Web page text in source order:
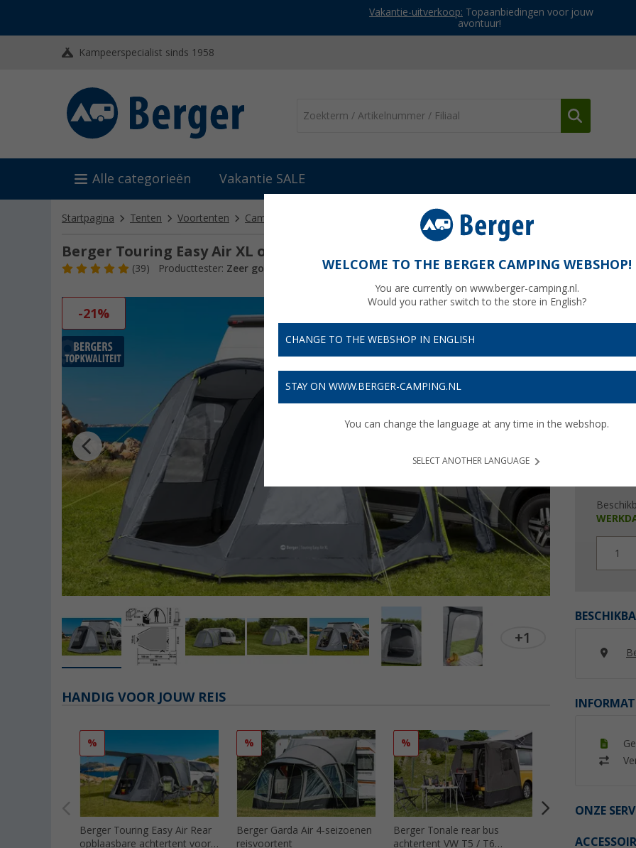
Vakantie-uitverkoop: Topaanbiedingen voor jouw
avontuur!
Kampeerspecialist sinds 1958
Alle categorieën Vakantie SALE
Startpagina Tenten Voortenten Camper- en busvoortenten Berger Touring Easy Air XL opblaasbare luifel
Berger Touring Easy Air XL opblaasbare luifel paneelwagen & camper
(39) Producttester: Zeer goed Artikelnr: 304270
+1
-21%
€
1
ONZE
HANDIG VOOR JOUW REIS
%
Berger Touring Easy Air Rear
opblaasbare achtertent voor
%
Berger Garda Air 4-seizoenen
reisvoortent
%
Berger Tonale rear bus
achtertent VW T5 / T6
keuken /
WELCOME TO THE BERGER CAMPING WEBSHOP!
You are currently on www.berger-camping.nl.
Would you rather switch to the store in English?
CHANGE TO THE WEBSHOP IN ENGLISH
STAY ON WWW.BERGER-CAMPING.NL
You can change the language at any time in the webshop.
SELECT ANOTHER LANGUAGE